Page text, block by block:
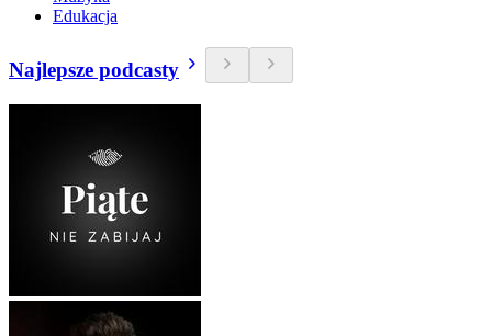
Edukacja
Najlepsze podcasty